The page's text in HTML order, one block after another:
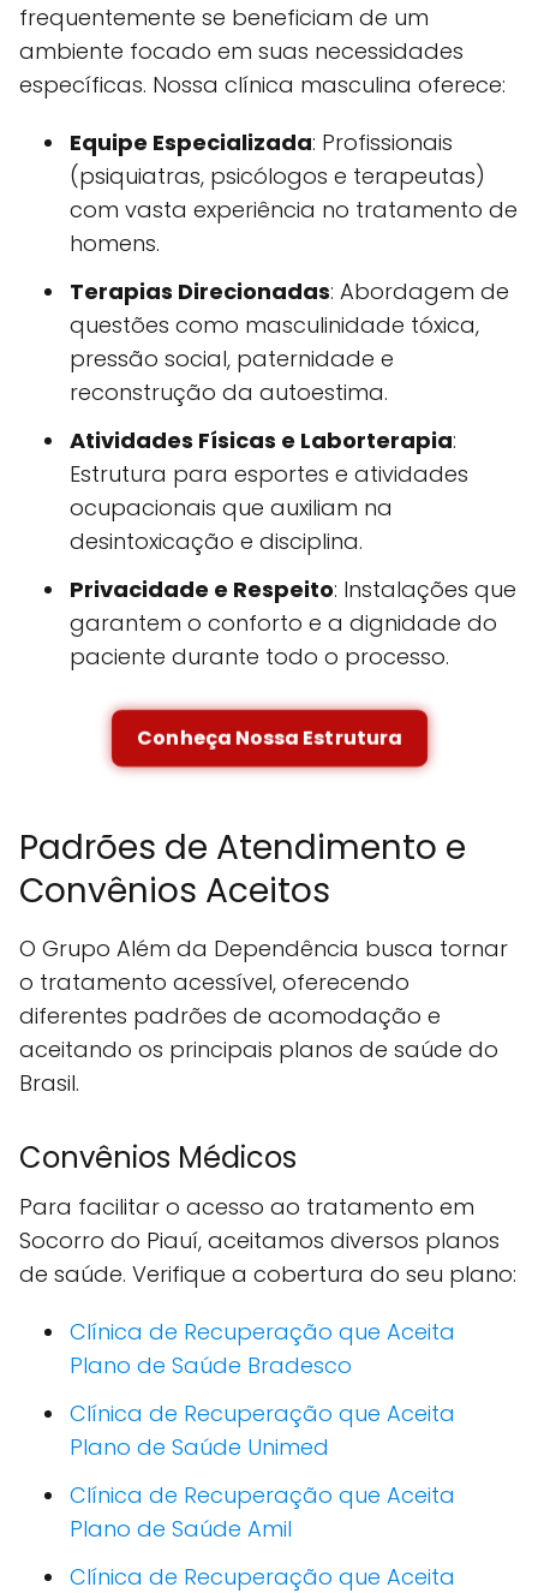
frequentemente se beneficiam de um
ambiente focado em suas necessidades
específicas. Nossa clínica masculina oferece:
Equipe Especializada: Profissionais
(psiquiatras, psicólogos e terapeutas)
com vasta experiência no tratamento de
homens.
Terapias Direcionadas: Abordagem de
questões como masculinidade tóxica,
pressão social, paternidade e
reconstrução da autoestima.
Atividades Físicas e Laborterapia:
Estrutura para esportes e atividades
ocupacionais que auxiliam na
desintoxicação e disciplina.
Privacidade e Respeito: Instalações que
garantem o conforto e a dignidade do
paciente durante todo o processo.
Conheça Nossa Estrutura
Padrões de Atendimento e
Convênios Aceitos
O Grupo Além da Dependência busca tornar
o tratamento acessível, oferecendo
diferentes padrões de acomodação e
aceitando os principais planos de saúde do
Brasil.
Convênios Médicos
Para facilitar o acesso ao tratamento em
Socorro do Piauí, aceitamos diversos planos
de saúde. Verifique a cobertura do seu plano:
Clínica de Recuperação que Aceita
Plano de Saúde Bradesco
Clínica de Recuperação que Aceita
Plano de Saúde Unimed
Clínica de Recuperação que Aceita
Plano de Saúde Amil
Clínica de Recuperação que Aceita